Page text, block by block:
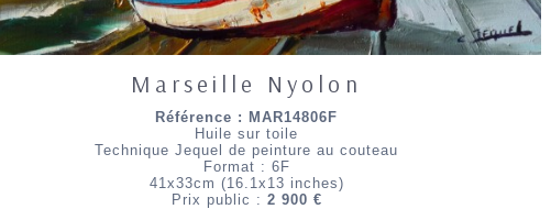
Marseille Nyolon
Référence : MAR14806F
Huile sur toile
Technique Jequel de peinture au couteau
Format : 6F
41x33cm (16.1x13 inches)
Prix public : 2 900 €